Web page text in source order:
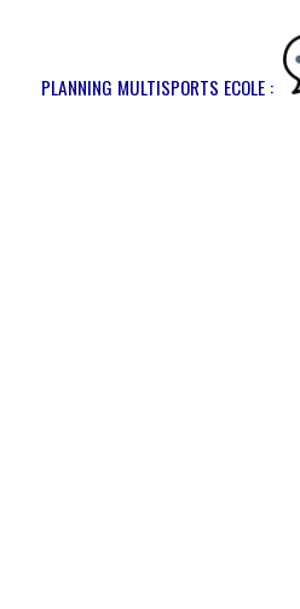
PLANNING MULTISPORTS ECOLE :